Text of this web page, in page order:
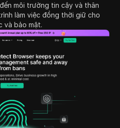
môi trường tin cậy và thân
làm việc đồng thời giữ cho
và bảo mật.